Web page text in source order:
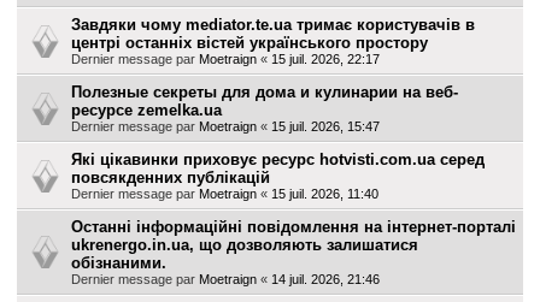
Завдяки чому mediator.te.ua тримає користувачів в
центрі останніх вістей українського простору
Dernier message par Moetraign « 15 juil. 2026, 22:17
Полезные секреты для дома и кулинарии на веб-
ресурсе zemelka.ua
Dernier message par Moetraign « 15 juil. 2026, 15:47
Які цікавинки приховує ресурс hotvisti.com.ua серед
повсякденних публікацій
Dernier message par Moetraign « 15 juil. 2026, 11:40
Останні інформаційні повідомлення на інтернет-порталі
ukrenergo.in.ua, що дозволяють залишатися
обізнаними.
Dernier message par Moetraign « 14 juil. 2026, 21:46